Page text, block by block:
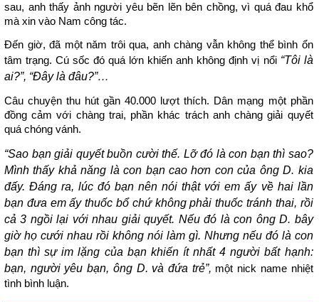
sau, anh thấy ảnh người yêu bẽn lẽn bên chồng, vì quá đau khổ
mà xin vào Nam công tác.
Đến giờ, đã một năm trôi qua, anh chàng vẫn không thể bình ổn
tâm trạng. Cú sốc đó quá lớn khiến anh không định vị nổi“Tôi là
ai?”, “Đây là đâu?”…
Câu chuyện thu hút gần 40.000 lượt thích. Dân mạng một phần
đồng cảm với chàng trai, phần khác trách anh chàng giải quyết
quá chóng vánh.
“Sao bạn giải quyết buồn cười thế. Lỡ đó là con bạn thì sao?
Mình thấy khả năng là con bạn cao hơn con của ông D. kia
đấy. Đáng ra, lúc đó bạn nên nói thật với em ấy về hai lần
bạn đưa em ấy thuốc bổ chứ không phải thuốc tránh thai, rồi
cả 3 ngồi lại với nhau giải quyết. Nếu đó là con ông D. bây
giờ họ cưới nhau rồi không nói làm gì. Nhưng nếu đó là con
bạn thì sự im lặng của bạn khiến ít nhất 4 người bất hạnh:
bạn, người yêu bạn, ông D. và đứa trẻ”, một nick name nhiệt
tình bình luận.